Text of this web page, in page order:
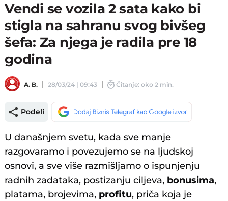
Vendi se vozila 2 sata kako bi
stigla na sahranu svog bivšeg
šefa: Za njega je radila pre 18
godina
A. B. 28/03/24 | 09:43 Čitanje: oko 2 min.
Podeli
U današnjem svetu, kada sve manje
razgovaramo i povezujemo se na ljudskoj
osnovi, a sve više razmišljamo o ispunjenju
radnih zadataka, postizanju ciljeva, bonusima,
platama, brojevima, profitu, priča koja je